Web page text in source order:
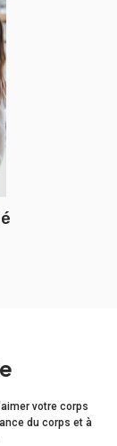
votre corps
du corps et à